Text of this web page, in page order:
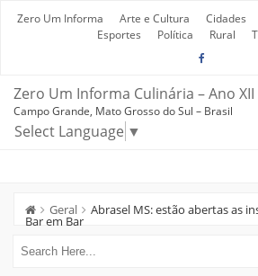
Zero Um Informa Arte e Cultura Cidades
Esportes
Política Rural
Zero Um Informa Culinária – Ano XII
Campo Grande, Mato Grosso do Sul – Brasil
Select Language ▼
Geral Abrasel MS: estão abertas as
Bar em Bar